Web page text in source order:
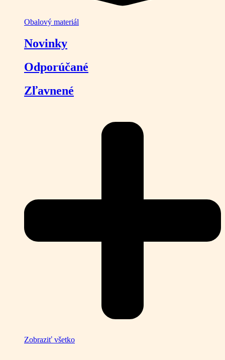
Obalový materiál
Novinky
Odporúčané
Zľavnené
Zobraziť všetko